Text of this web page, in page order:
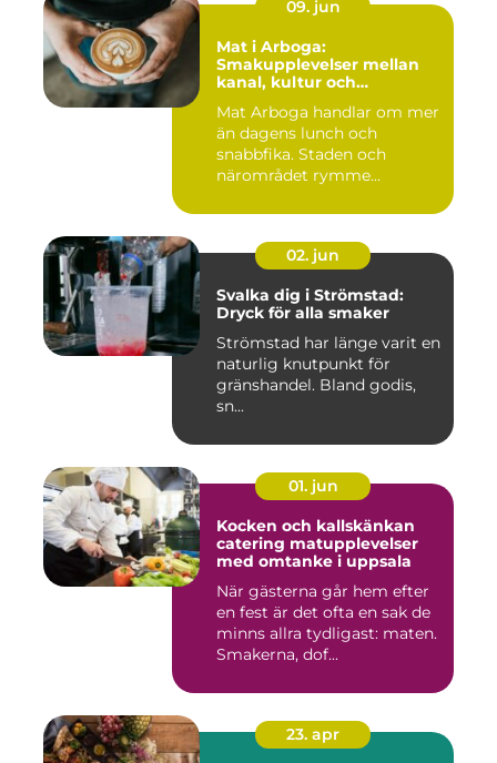
09. jun
Mat i Arboga:
Smakupplevelser mellan
kanal, kultur och
Mat Arboga handlar om mer
än dagens lunch och
snabbfika. Staden och
närområdet rymme...
02. jun
Svalka dig i Strömstad:
Dryck för alla smaker
Strömstad har länge varit en
naturlig knutpunkt för
gränshandel. Bland godis,
sn...
01. jun
Kocken och kallskänkan
catering matupplevelser
med omtanke i uppsala
När gästerna går hem efter
en fest är det ofta en sak de
minns allra tydligast: maten.
Smakerna, dof...
23. apr